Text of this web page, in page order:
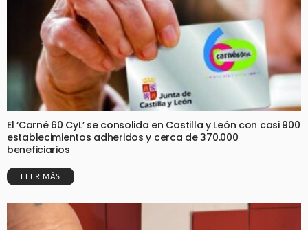
El ‘Carné 60 CyL’ se consolida en Castilla y León con casi 900
establecimientos adheridos y cerca de 370.000
beneficiarios
LEER MÁS